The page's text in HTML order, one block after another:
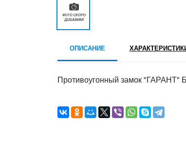
ОПИСАНИЕ
Противоугонный замок "ГАРАНТ"